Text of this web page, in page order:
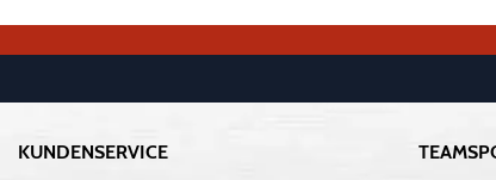
KUNDENSERVICE